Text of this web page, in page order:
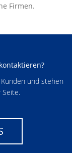
Firmen.
und stehen